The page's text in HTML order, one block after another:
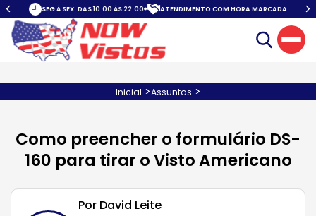
SEG À SEX. DAS 10:00 ÀS 22:00 ATENDIMENTO COM HORA MARCADA
Inicial >Assuntos >
Como preencher o formulário DS-
160 para tirar o Visto Americano
Por David Leite